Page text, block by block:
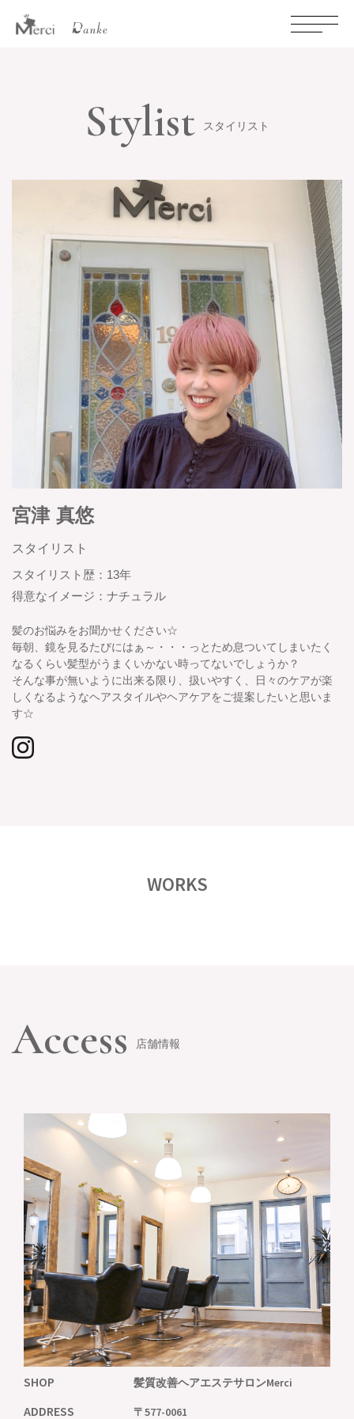
Stylist スタイリスト
宮津 真悠
スタイリスト
スタイリスト歴：13年
得意なイメージ：ナチュラル
髪のお悩みをお聞かせください☆
毎朝、鏡を見るたびにはぁ～・・・っとため息ついてしまいたく
なるくらい髪型がうまくいかない時ってないでしょうか？
そんな事が無いように出来る限り、扱いやすく、日々のケアが楽
しくなるようなヘアスタイルやヘアケアをご提案したいと思いま
す☆
WORKS
Access 店舗情報
SHOP 髪質改善ヘアエステサロンMerci
ADDRESS 〒577-0061